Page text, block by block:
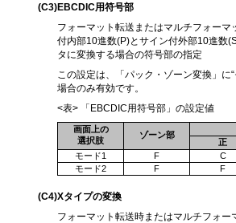
(C3)EBCDIC用符号部
フォーマット転送またはマルチフォーマ
付内部10進数(P)とサイン付外部10進数
タに変換する場合の符号部の指定
この設定は、「パック・ゾーン変換」に
場合のみ有効です。
<表> 「EBCDIC用符号部」の設定値
画面上の
選択肢
ゾーン部
正
モード1
F C
モード2
F F
(C4)Xタイプの変換
フォーマット転送時またはマルチフォー